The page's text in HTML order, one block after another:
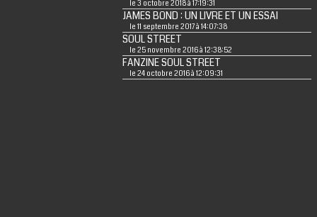
le 3 octobre 2018 à 17:19:31
JAMES BOND : UN LIVRE ET UN ESSAI
le 11 septembre 2017 à 14:07:38
SOUL STREET
le 25 novembre 2016 à 12:38:52
FANZINE SOUL STREET
le 24 octobre 2016 à 12:09:31